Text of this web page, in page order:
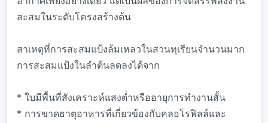
สะสมในระดับโครงสร้างต้น
สาเหตุที่การสะสมแป้งล้มเหลวในสวนทุเรียนจำนวนมาก
การสะสมแป้งในลำต้นลดลงได้จาก
* ใบมีพื้นที่สังเคราะห์แสงต่ำหรืออายุการทำงานสั้น
* การขาดธาตุอาหารที่เกี่ยวข้องกับคลอโรฟิลล์และ